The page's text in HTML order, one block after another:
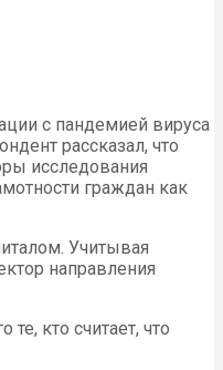
с пандемией вируса
рассказал, что
исследования
граждан как
Учитывая
направления
кто считает, что